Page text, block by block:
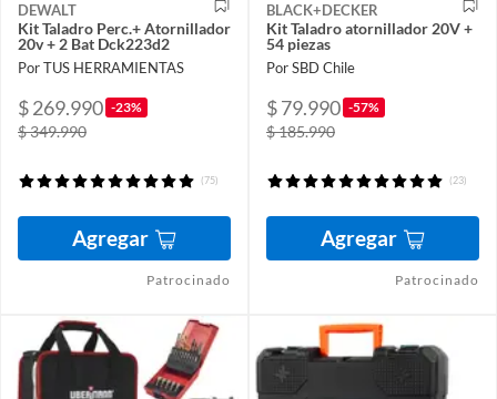
DEWALT
Kit Taladro Perc.+ Atornillador
20v + 2 Bat Dck223d2
Por TUS HERRAMIENTAS
$ 269.990 -23%
$ 349.990
(75)
Agregar
Patrocinado
BLACK+DECKER
Kit Taladro atornillador 20V +
54 piezas
Por SBD Chile
$ 79.990 -57%
$ 185.990
(23)
Agregar
Patrocinado